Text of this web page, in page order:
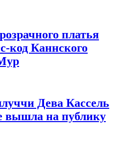
платья
код Каннского
Дева Кассель
вышла на публику